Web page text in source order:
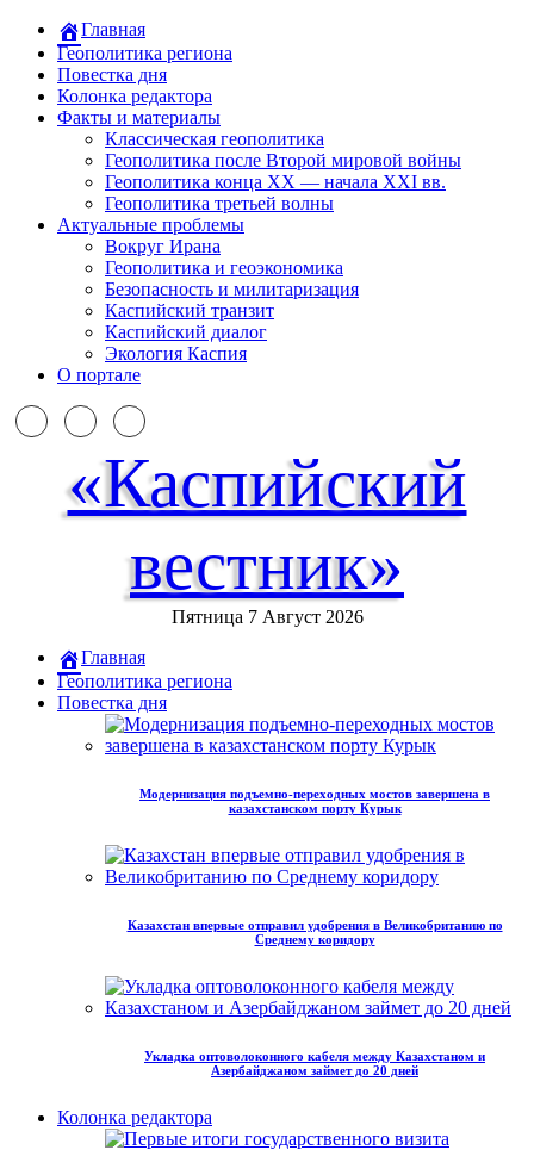
Главная
Геополитика региона
Повестка дня
Колонка редактора
Факты и материалы
Классическая геополитика
Геополитика после Второй мировой войны
Геополитика конца XX — начала XXI вв.
Геополитика третьей волны
Актуальные проблемы
Вокруг Ирана
Геополитика и геоэкономика
Безопасность и милитаризация
Каспийский транзит
Каспийский диалог
Экология Каспия
О портале
«Каспийский
вестник»
Пятница 7 Август 2026
Главная
Геополитика региона
Повестка дня
Модернизация подъемно-переходных мостов завершена в
казахстанском порту Курык
Казахстан впервые отправил удобрения в Великобританию по
Среднему коридору
Укладка оптоволоконного кабеля между Казахстаном и
Азербайджаном займет до 20 дней
Колонка редактора